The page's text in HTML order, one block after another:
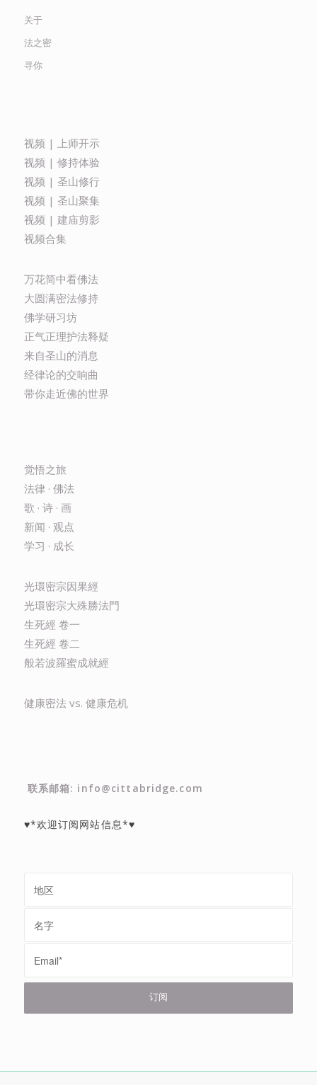
关于
法之密
寻你
视频 | 上师开示
视频 | 修持体验
视频 | 圣山修行
视频 | 圣山聚集
视频 | 建庙剪影
视频合集
万花筒中看佛法
大圆满密法修持
佛学研习坊
正气正理护法释疑
来自圣山的消息
经律论的交响曲
带你走近佛的世界
觉悟之旅
法律 · 佛法
歌 · 诗 · 画
新闻 · 观点
学习 · 成长
光環密宗因果經
光環密宗大殊勝法門
生死經 卷一
生死經 卷二
般若波羅蜜成就經
健康密法 vs. 健康危机
联系邮箱: info@cittabridge.com
♥*欢迎订阅网站信息*♥